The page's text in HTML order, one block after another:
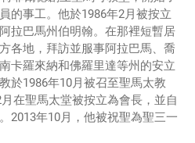
的事工。他於1986年2月被按立
拉巴馬州伯明翰。在那裡短暫居
各地，拜訪並服事阿拉巴馬、喬
卡羅來納和佛羅里達等州的安立
於1986年10月被召至聖馬太教
在聖馬太堂被按立為會長，並自
2013年10月，他被祝聖為聖三一